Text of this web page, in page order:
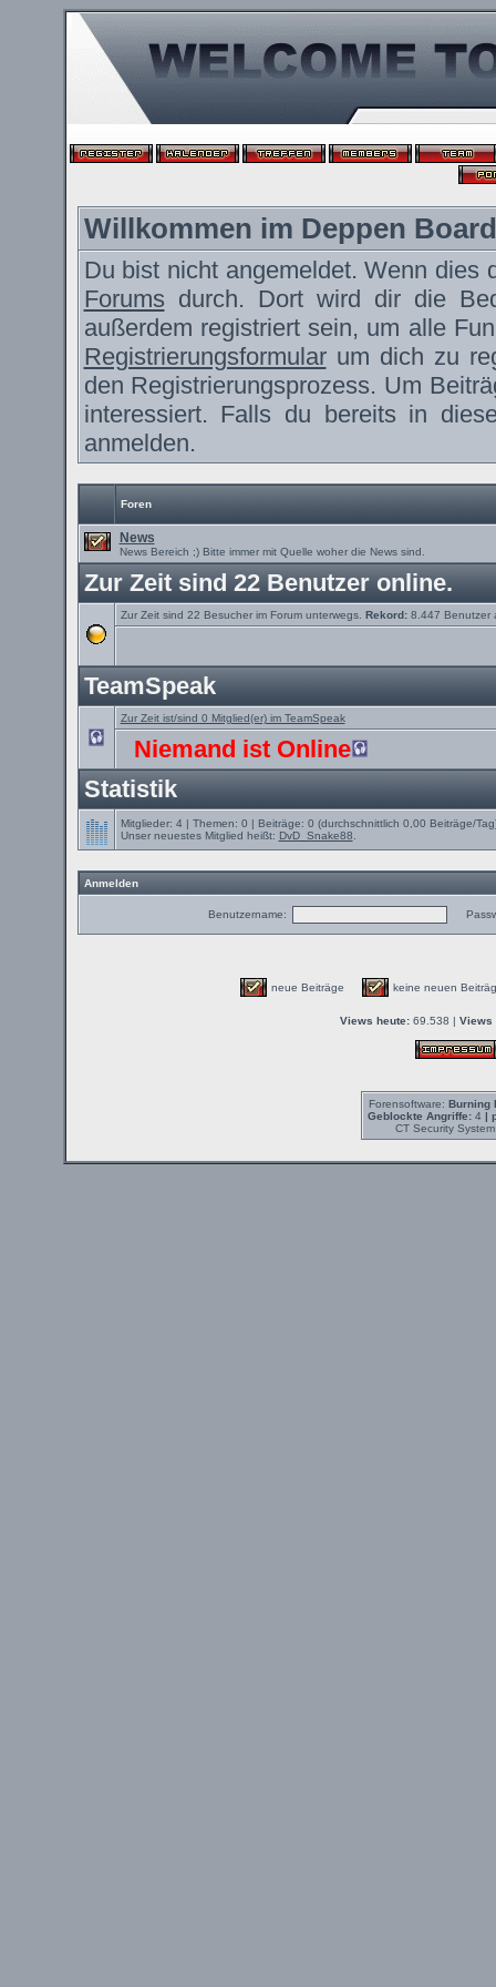
Willkommen im Deppen Board
Du bist nicht angemeldet. Wenn
Forums durch. Dort wird dir die
außerdem registriert sein, um alle
Registrierungsformularum dich zu
den Registrierungsprozess. Um
interessiert. Falls du bereits in
anmelden.
Foren
News
News Bereich ;) Bitte immer mit Quelle woher die News sind.
Zur Zeit sind 22 Benutzer online.
Zur Zeit sind 22 Besucher im Forum unterwegs. Rekord:8.447 Benutzer
TeamSpeak
Zur Zeit ist/sind 0 Mitglied(er) im TeamSpeak
Niemand ist Online
Statistik
Mitglieder: 4 | Themen: 0 | Beiträge: 0 (durchschnittlich 0,00 Beiträge/
Unser neuestes Mitglied heißt: DvD_Snake88
Anmelden
Benutzername:
neue Beiträge keine neuen
Views heute: 69.538 | Views
Forensoftware: Burning
Geblockte Angriffe:4 |
CT Security